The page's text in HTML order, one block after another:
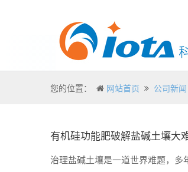
您的位置： 网站首页 公司新闻
有机硅功能肥破解盐碱土壤大
治理盐碱土壤是一道世界难题，